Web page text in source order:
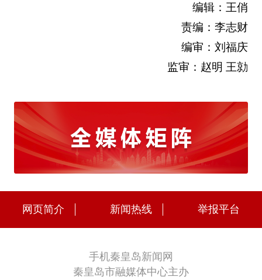
编辑：王俏
责编：李志财
编审：刘福庆
监审：赵明 王勍
网页简介 新闻热线 举报平台
手机秦皇岛新闻网
秦皇岛市融媒体中心主办